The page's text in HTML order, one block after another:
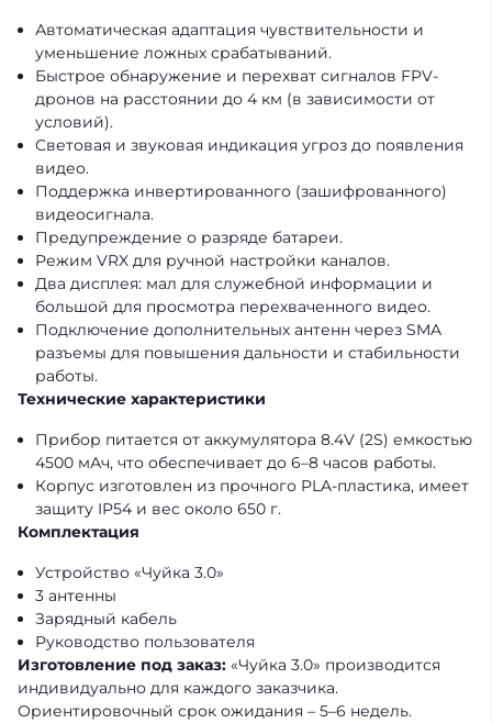
Автоматическая адаптация чувствительности и
уменьшение ложных срабатываний.
Быстрое обнаружение и перехват сигналов FPV-
дронов на расстоянии до 4 км (в зависимости от
условий).
Световая и звуковая индикация угроз до появления
видео.
Поддержка инвертированного (зашифрованного)
видеосигнала.
Предупреждение о разряде батареи.
Режим VRX для ручной настройки каналов.
Два дисплея: мал для служебной информации и
большой для просмотра перехваченного видео.
Подключение дополнительных антенн через SMA
разъемы для повышения дальности и стабильности
работы.
Технические характеристики
Прибор питается от аккумулятора 8.4V (2S) емкостью
4500 мАч, что обеспечивает до 6–8 часов работы.
Корпус изготовлен из прочного PLA-пластика, имеет
защиту IP54 и вес около 650 г.
Комплектация
Устройство «Чуйка 3.0»
3 антенны
Зарядный кабель
Руководство пользователя
Изготовление под заказ: «Чуйка 3.0» производится
индивидуально для каждого заказчика.
Ориентировочный срок ожидания – 5–6 недель.